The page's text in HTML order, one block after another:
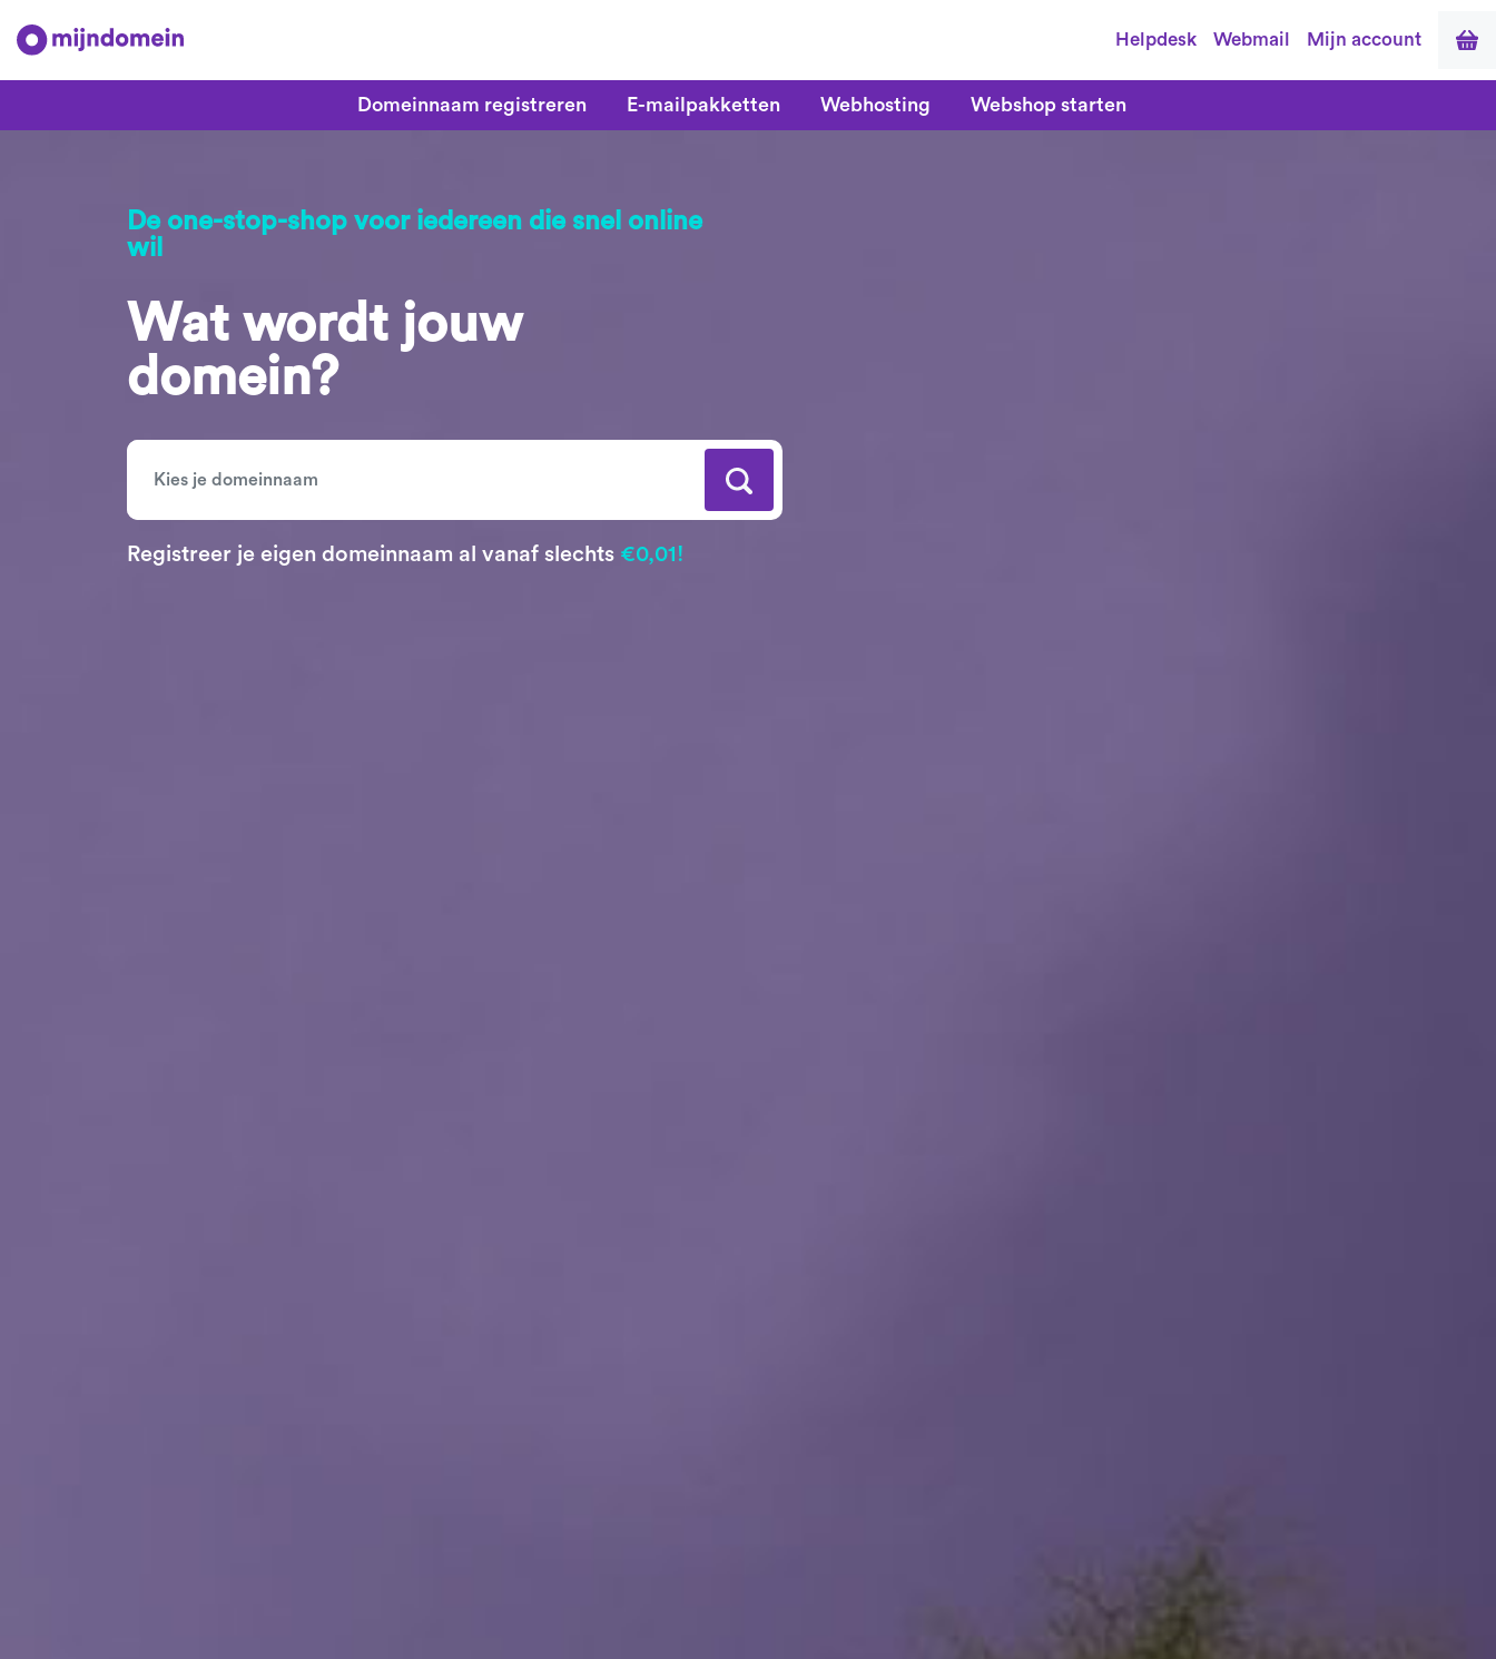
Helpdesk Webmail Mijn account
Domeinnaam registreren E-mailpakketten Webhosting Webshop starten
De one-stop-shop voor iedereen die snel online
wil
Wat wordt jouw
domein?
Registreer je eigen domeinnaam al vanaf slechts €0,01!